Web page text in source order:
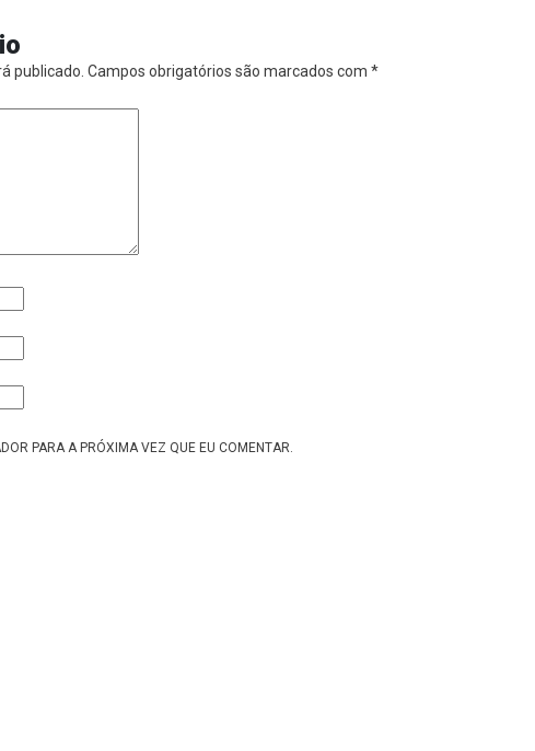
publicado. Campos obrigatórios são marcados com *
PARA A PRÓXIMA VEZ QUE EU COMENTAR.